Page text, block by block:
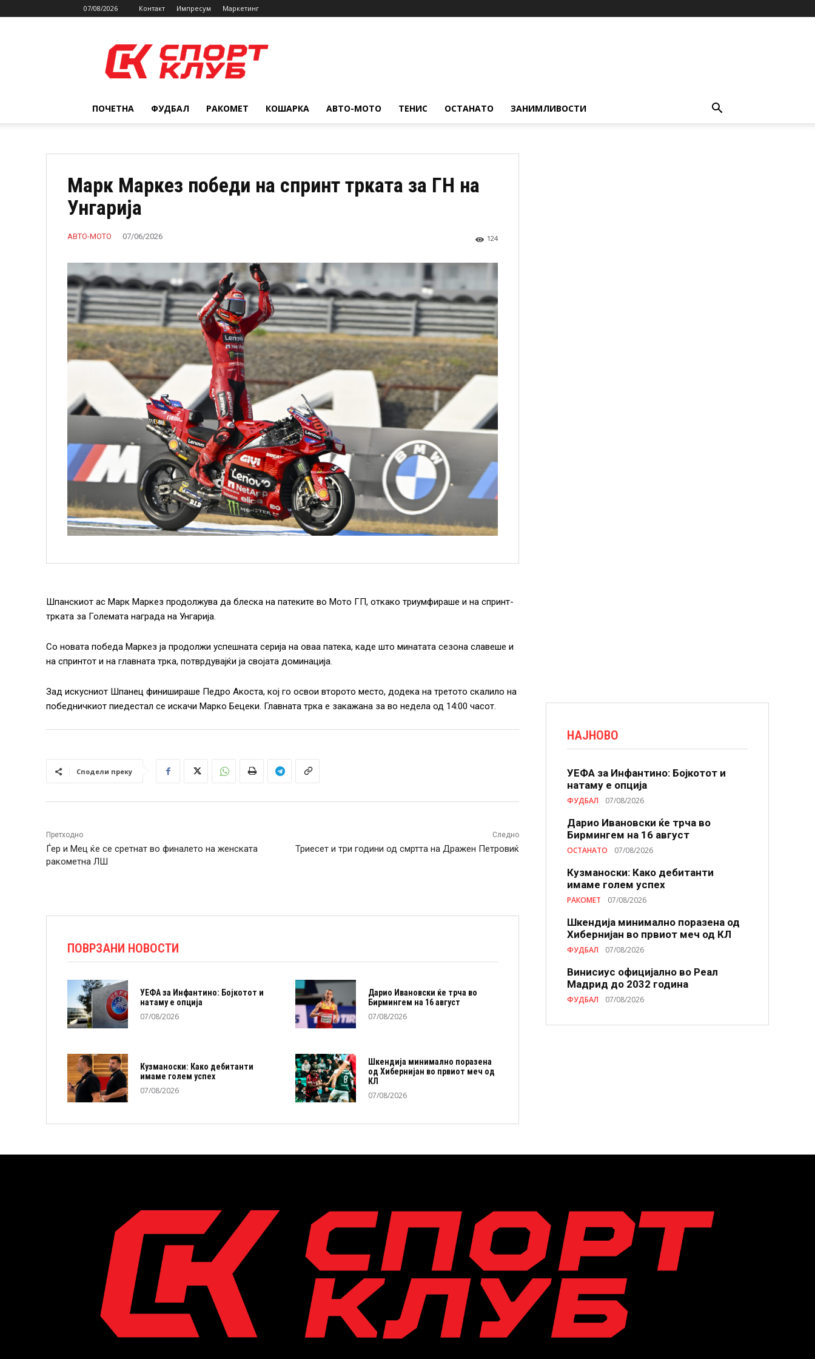
07/08/2026 Контакт Импресум Маркетинг
ПОЧЕТНА ФУДБАЛ РАКОМЕТ КОШАРКА АВТО-МОТО ТЕНИС ОСТАНАТО ЗАНИМЛИВОСТИ
Марк Maркез победи на спринт трката за ГН на
Унгарија
АВТО-МОТО 07/06/2026 124
Шпанскиот ас Марк Маркез продолжува да блеска на патеките во Мото ГП, откако триумфираше и на спринт-
трката за Големата награда на Унгарија.
Со новата победа Маркез ја продолжи успешната серија на оваа патека, каде што минатата сезона славеше и
на спринтот и на главната трка, потврдувајќи ја својата доминација.
Зад искусниот Шпанец финишираше Педро Акоста, кој го освои второто место, додека на третото скалило на
победничкиот пиедестал се искачи Марко Бецеки. Главната трка е закажана за во недела од 14:00 часот.
Сподели преку
Претходно
Ѓер и Мец ќе се сретнат во финалето на женската
ракометна ЛШ
Следно
Триесет и три години од смртта на Дражен Петровиќ
ПОВРЗАНИ НОВОСТИ
УЕФА за Инфантино: Бојкотот и
натаму е опција
07/08/2026
Дарио Ивановски ќе трча во
Бирмингем на 16 август
07/08/2026
Кузманоски: Како дебитанти
имаме голем успех
07/08/2026
Шкендија минимално поразена
од Хибернијан во првиот меч од
КЛ
07/08/2026
НАЈНОВО
УЕФА за Инфантино: Бојкотот и
натаму е опција
ФУДБАЛ 07/08/2026
Дарио Ивановски ќе трча во
Бирмингем на 16 август
ОСТАНАТО 07/08/2026
Кузманоски: Како дебитанти
имаме голем успех
РАКОМЕТ 07/08/2026
Шкендија минимално поразена од
Хибернијан во првиот меч од КЛ
ФУДБАЛ 07/08/2026
Винисиус официјално во Реал
Мадрид до 2032 година
ФУДБАЛ 07/08/2026